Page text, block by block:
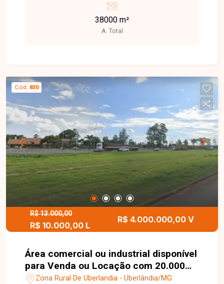
empreendimentos agroindustriais, logísticos ou
residenciais, oferece amplo espaço e potencial
38000 m²
A. Total
Cód. 830
R$ 13.000,00
R$ 10.000,00 L
R$ 4.000.000,00 V
Área comercial ou industrial disponível
para Venda ou Locação com 20.000
m² na BR 365
Zona Rural De Uberlandia - Uberlândia/MG